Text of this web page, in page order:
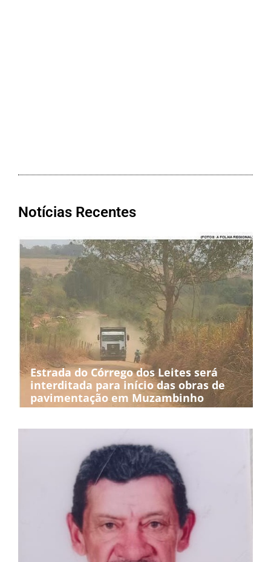
Notícias Recentes
Estrada do Córrego dos Leites será
interditada para início das obras de
pavimentação em Muzambinho